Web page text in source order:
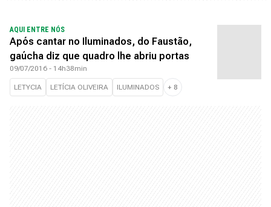
AQUI ENTRE NÓS
Após cantar no Iluminados, do Faustão,
gaúcha diz que quadro lhe abriu portas
09/07/2016 - 14h38min
LETYCIA LETÍCIA OLIVEIRA ILUMINADOS + 8